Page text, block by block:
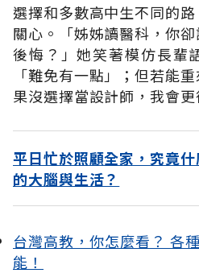
選擇和多數高中生不同的
關心。「姊姊讀醫科，你
後悔？」她笑著模仿長輩
「難免有一點」；但若能
果沒選擇當設計師，我會更
平日忙於照顧全家，究竟
的大腦與生活？
台灣高教，你怎麼看？ 各
能！